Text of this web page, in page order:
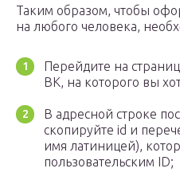
Таким образом, чтобы
на любого человека,
Перейдите на
ВК, на которого вы
В адресной строке
скопируйте id и
имя латиницей),
пользовательским ID;